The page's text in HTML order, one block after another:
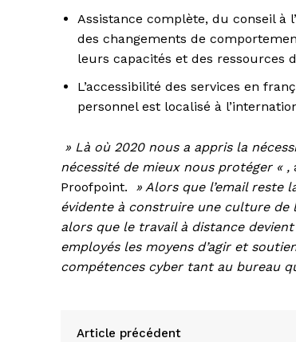
Assistance complète, du conseil à
des changements de
leurs capacités et des ressources
L’accessibilité des services en
personnel est localisé à
» Là où 2020 nous a appris la
nécessité de mieux nous protéger « ,
Proofpoint.
» Alors que l’email reste
évidente à construire une culture de
alors que le travail à distance
employés les moyens d’agir et
compétences cyber tant au bureau
Article précédent